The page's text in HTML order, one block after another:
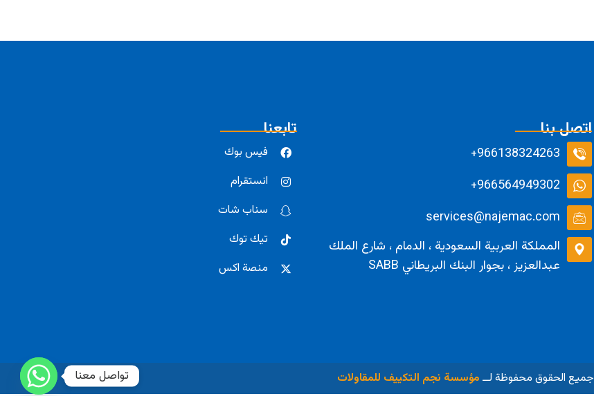
اتصل بنا
966138324263+
966564949302+
services@najemac.com
المملكة العربية السعودية ، الدمام ، شارع الملك
عبدالعزيز ، بجوار البنك البريطاني SABB
تابعنا
فيس بوك
انستقرام
سناب شات
تيك توك
منصة اكس
جميع الحقوق محفوظة لــ مؤسسة نجم التكييف للمقاولات تواصل معنا